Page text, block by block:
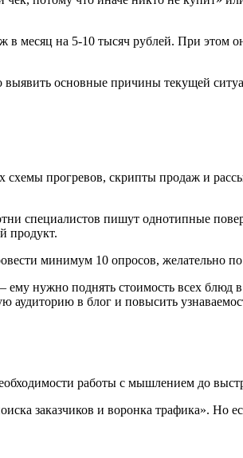
месяц на 5-10 тысяч рублей. При этом
выявить основные причины текущей
прогревов, скрипты продаж и
специалистов пишут однотипные
продукт.
минимум 10 опросов, желательно
нужно поднять стоимость всех
в блог и повысить
работы с мышлением до
заказчиков и воронка трафика». Но